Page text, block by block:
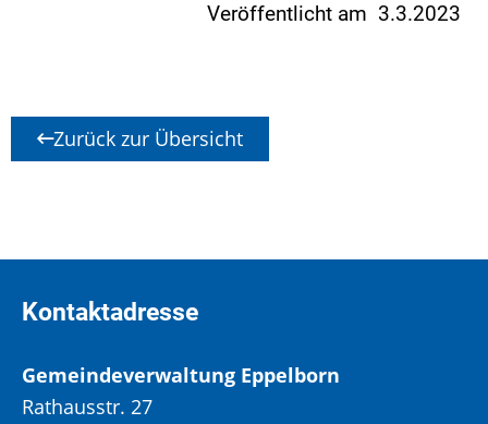
Veröffentlicht am 3.3.2023
Zurück zur Übersicht
Kontaktadresse
Gemeindeverwaltung Eppelborn
Rathausstr. 27